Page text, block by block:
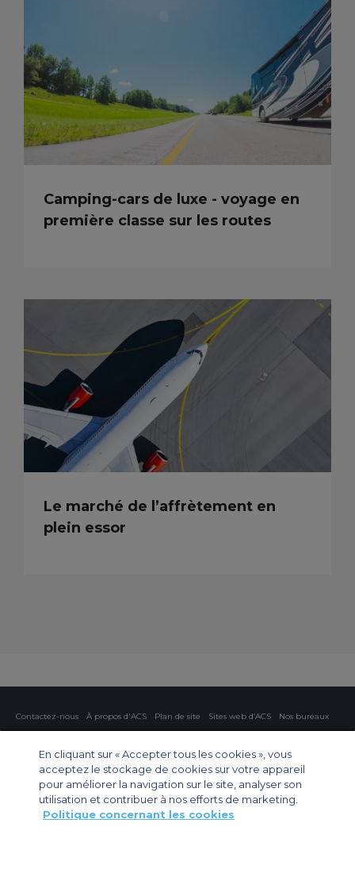
Camping-cars de luxe - voyage en
première classe sur les routes
Le marché de l’affrètement en
plein essor
Contactez-nous À propos d'ACS Plan de site Sites web d’ACS
Nos bureaux
Paramètres des cookies
Affrètement privé
Affrètement commercial
Affrètement cargo
Guide des avions
Private Charter App
En cliquant sur « Accepter tous les cookies », vous
acceptez le stockage de cookies sur votre appareil
pour améliorer la navigation sur le site, analyser son
utilisation et contribuer à nos efforts de marketing.
Politique concernant les cookies